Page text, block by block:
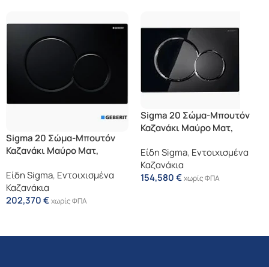
Sigma 20 Σώμα-Μπουτόν
Καζανάκι Μαύρο Ματ,
Γυαλιστερό
Είδη Sigma, Εντοιχισμένα
Καζανάκια
202,370€χωρίς ΦΠΑ
Sigma 20 Σώμα-Μπουτόν
Καζανάκι Μαύρο Ματ,
Γυαλιστερό
Είδη Sigma, Εντοιχισμένα
Καζανάκια
154,580€χωρίς ΦΠΑ